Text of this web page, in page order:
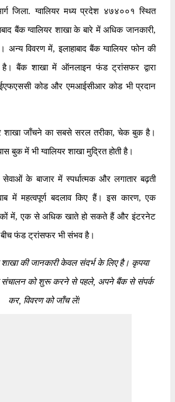
जिला. ग्वालियर मध्य प्रदेश ४७४००१ स्थित
बैंक ग्वालियर शाखा के बारे में अधिक जानकारी,
अन्य विवरण में, इलाहाबाद बैंक ग्वालियर फोन की
है। बैंक शाखा में ऑनलाइन फंड ट्रांसफर द्वारा
कोड और एमआईसीआर कोड भी प्रदान
शाखा जाँचने का सबसे सरल तरीका, चेक बुक है।
बुक में भी ग्वालियर शाखा मुद्रित होती है।
सेवाओं के बाजार में स्पर्धात्मक और लगातार बढ़ती
में महत्वपूर्ण बदलाव किए हैं। इस कारण, एक
बैंकों में, एक से अधिक खाते हो सकते हैं और इंटरनेट
बीच फंड ट्रांसफर भी संभव है।
की जानकारी केवल संदर्भ के लिए है। कृपया
संचालन को शुरू करने से पहले, अपने बैंक से संपर्क
कर, विवरण को जाँच लें!